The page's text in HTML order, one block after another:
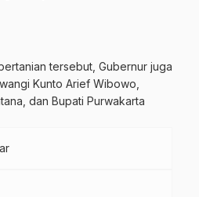
tersebut, Gubernur juga
Kunto Arief Wibowo,
dan Bupati Purwakarta